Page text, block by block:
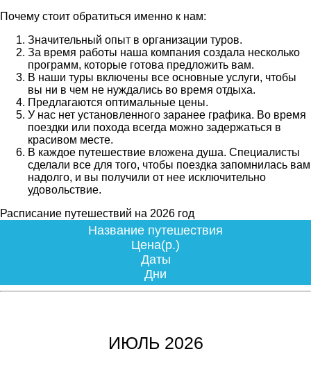
Почему стоит обратиться именно к нам:
Значительный опыт в организации туров.
За время работы наша компания создала несколько
программ, которые готова предложить вам.
В наши туры включены все основные услуги, чтобы
вы ни в чем не нуждались во время отдыха.
Предлагаются оптимальные цены.
У нас нет установленного заранее графика. Во время
поездки или похода всегда можно задержаться в
красивом месте.
В каждое путешествие вложена душа. Специалисты
сделали все для того, чтобы поездка запомнилась вам
надолго, и вы получили от нее исключительно
удовольствие.
Расписание путешествий на 2026 год
Название путешествия
Цена(р.)
Даты
Дни
ИЮЛЬ 2026